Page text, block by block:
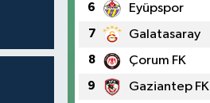
6 Eyüpspor
7 Galatasaray
8 Çorum FK
9 Gaziantep FK